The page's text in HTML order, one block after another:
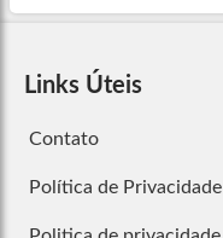
Links Úteis
Contato
Política de Privacidade